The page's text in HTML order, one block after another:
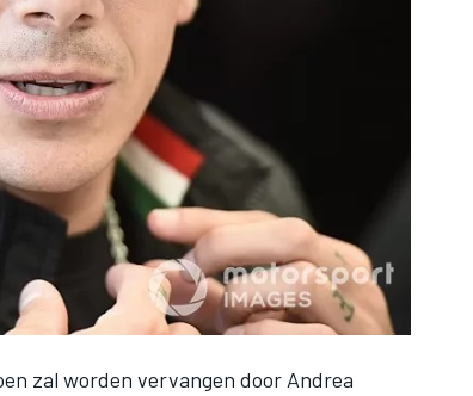
zal worden vervangen door Andrea